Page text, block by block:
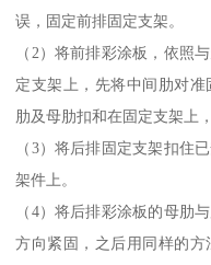
误，固定前排固定支架。
（2）将前排彩涂板，依照
定支架上，先将中间肋对
肋及母肋扣和在固定支架上
（3）将后排固定支架扣住
架件上。
（4）将后排彩涂板的母肋
方向紧固，之后用同样的